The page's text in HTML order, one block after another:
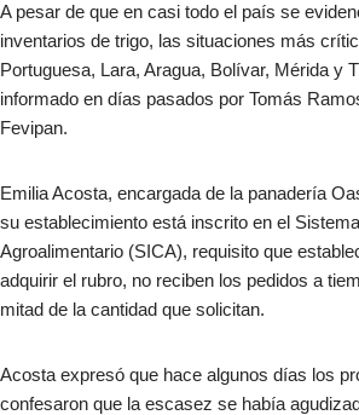
A pesar de que en casi todo el país se
inventarios de trigo, las situaciones más
Portuguesa, Lara, Aragua, Bolívar, Mérida y
informado en días pasados por Tomás
Fevipan.
Emilia Acosta, encargada de la panadería
su establecimiento está inscrito en el
Agroalimentario (SICA), requisito que
adquirir el rubro, no reciben los pedidos a
mitad de la cantidad que solicitan.
Acosta expresó que hace algunos días los
confesaron que la escasez se había